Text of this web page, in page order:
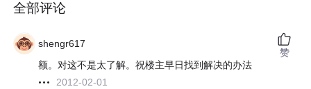
全部评论
shengr617
额。对这不是太了解。祝楼主早日找到解决的办法
2012-02-01
赞